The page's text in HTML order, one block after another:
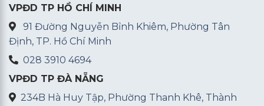
VPĐD TP HỒ CHÍ MINH
91 Đường Nguyễn Bỉnh Khiêm, Phường Tân
Định, TP. Hồ Chí Minh
028 3910 4694
VPĐD TP ĐÀ NẴNG
234B Hà Huy Tập, Phường Thanh Khê, Thành